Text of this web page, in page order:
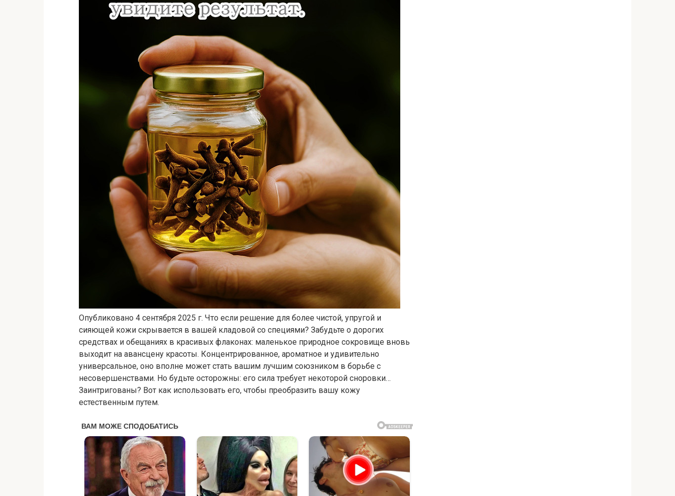
Опубликовано 4 сентября 2025 г. Что если решение для более чистой, упругой и
сияющей кожи скрывается в вашей кладовой со специями? Забудьте о дорогих
средствах и обещаниях в красивых флаконах: маленькое природное сокровище вновь
выходит на авансцену красоты. Концентрированное, ароматное и удивительно
универсальное, оно вполне может стать вашим лучшим союзником в борьбе с
несовершенствами. Но будьте осторожны: его сила требует некоторой сноровки…
Заинтригованы? Вот как использовать его, чтобы преобразить вашу кожу
естественным путем.